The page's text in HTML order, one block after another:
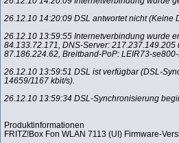
26.12.10 14:20:09 DSL antwortet nicht (Keine
26.12.10 13:59:55 Internetverbindung wurde
84.133.72.171, DNS-Server:
87.186.224.62, Breitband-PoP: LEIR73-
26.12.10 13:59:51 DSL ist verfügbar (DSL-
14659/1167 kbit/s).
26.12.10 13:59:34 DSL-Synchronisierung
Produktinformationen
FRITZ!Box Fon WLAN 7113 (UI) Firmware-